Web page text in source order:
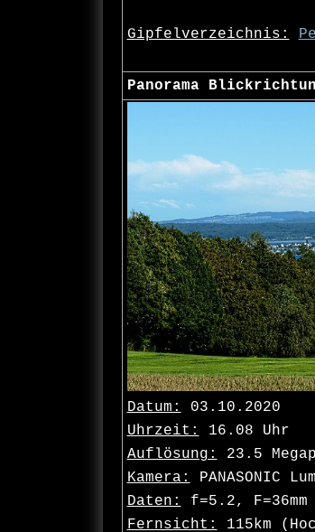
Gipfelverzeichnis:
Panorama
Datum:
03.10.2020
Uhrzeit:
16.08 Uhr
Auflösung:
23.5
Kamera:
PANASONIC
Daten:
f=5.2,
Fernsicht:
115km